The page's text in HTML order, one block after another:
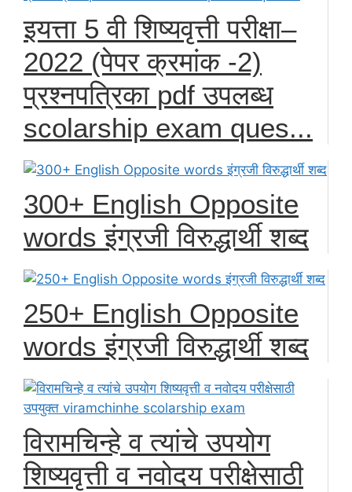
इयत्ता 5 वी शिष्यवृत्ती परीक्षा–
2022 (पेपर क्रमांक -2)
प्रश्नपत्रिका pdf उपलब्ध
scolarship exam ques...
300+ English Opposite
words इंग्रजी विरुद्धार्थी शब्द
250+ English Opposite
words इंग्रजी विरुद्धार्थी शब्द
विरामचिन्हे व त्यांचे उपयोग
शिष्यवृत्ती व नवोदय परीक्षेसाठी